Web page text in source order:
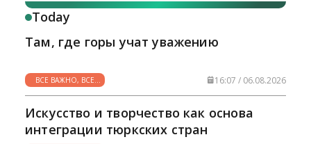
Today
Там, где горы учат уважению
ВСЕ ВАЖНО, ВСЕ
НУЖНО
16:07 / 06.08.2026
Искусство и творчество как основа
интеграции тюркских стран